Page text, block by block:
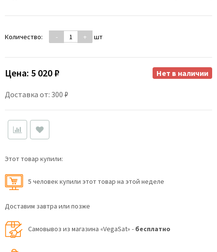
Количество: - + шт
Цена: 5 020 ₽
Доставка от: 300 ₽
Нет в наличии
Этот товар купили:
5 человек купили этот товар на этой неделе
Доставим завтра или позже
Самовывоз из магазина «VegaSat» - бесплатно